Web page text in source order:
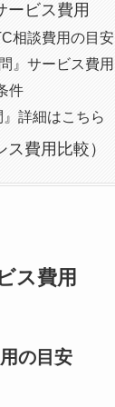
ービス費用
相談費用の目安
』サービス費用
件
』詳細はこちら
費用比較）
ス費用
の目安